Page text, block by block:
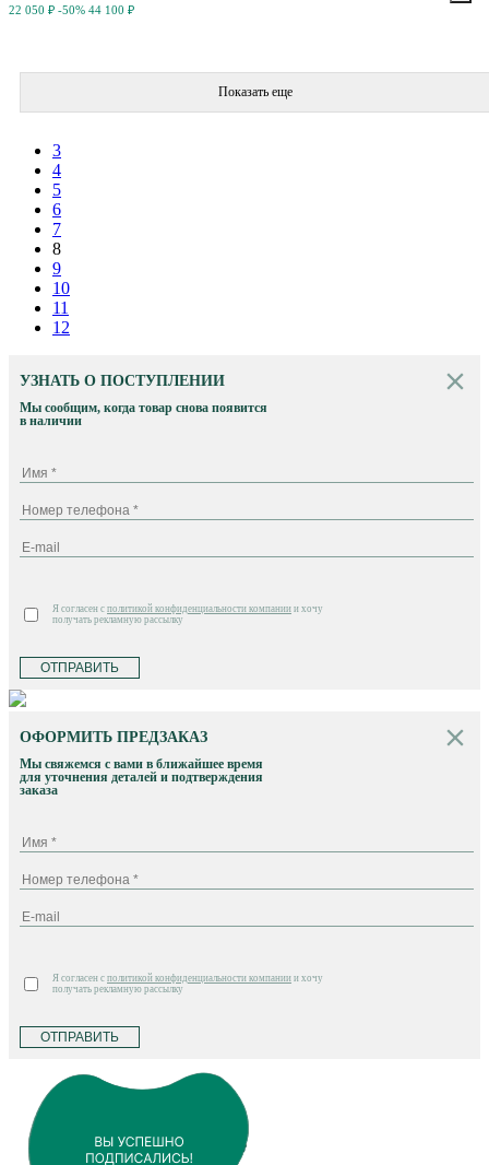
22 050 ₽ -50% 44 100 ₽
Показать еще
3
4
5
6
7
8
9
10
11
12
УЗНАТЬ О ПОСТУПЛЕНИИ
Мы сообщим, когда товар снова появится
в наличии
Я согласен с политикой конфиденциальности компании и хочу
получать рекламную рассылку
ОТПРАВИТЬ
ОФОРМИТЬ ПРЕДЗАКАЗ
Мы свяжемся с вами в ближайшее время
для уточнения деталей и подтверждения
заказа
Я согласен с политикой конфиденциальности компании и хочу
получать рекламную рассылку
ОТПРАВИТЬ